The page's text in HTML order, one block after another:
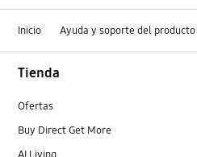
Inicio Ayuda y soporte del producto
Tienda
Ofertas
Buy Direct Get More